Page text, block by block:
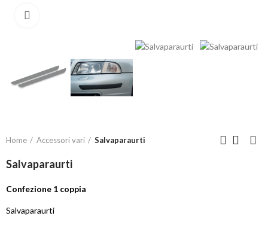
Home Accessori vari Salvaparaurti
Salvaparaurti
Confezione 1 coppia
Salvaparaurti